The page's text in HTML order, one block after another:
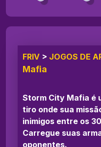
FRIV > JOGOS DE
Mafia
Storm City Mafia é
tiro onde sua
inimigos entre os
Carregue suas
oponentes.